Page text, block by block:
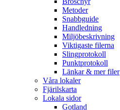
Metoder
Snabbguide
Handledning
Miljöbeskrivning
Viktigaste filerna
Slingprotokoll
Punktprotokoll
Länkar & mer filer
Våra lokaler
Fjärilskarta
Lokala sidor
Gotland